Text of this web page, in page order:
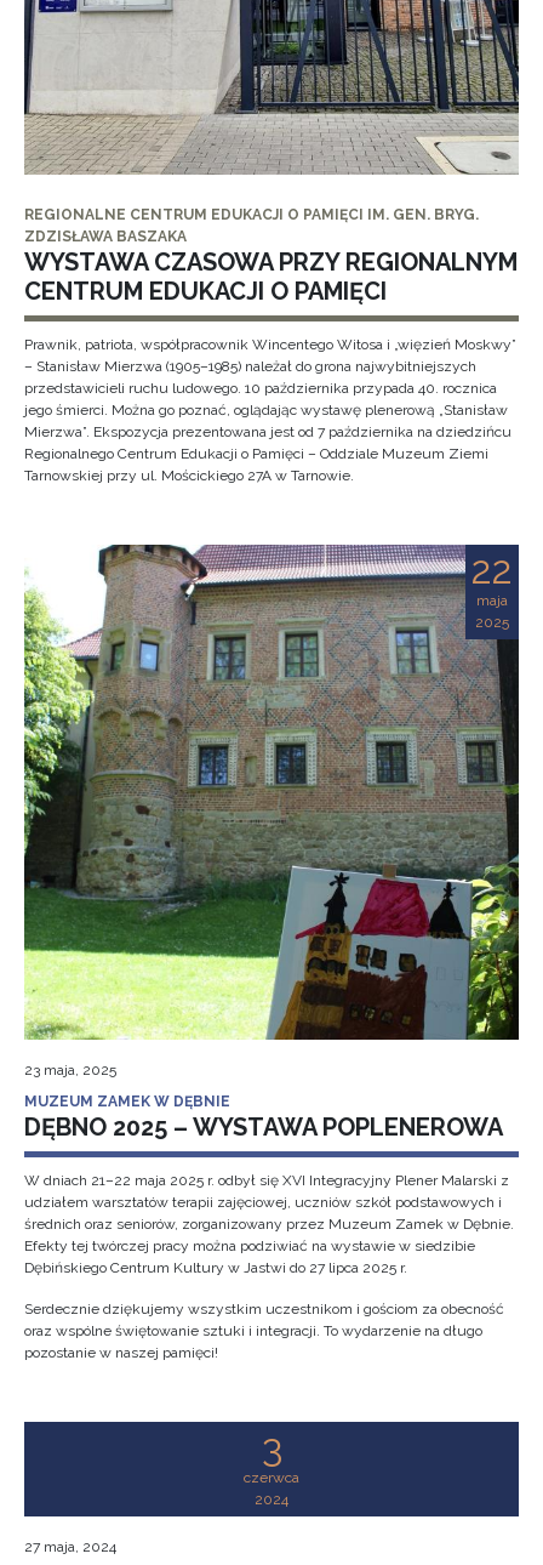
REGIONALNE CENTRUM EDUKACJI O PAMIĘCI IM. GEN. BRYG.
ZDZISŁAWA BASZAKA
WYSTAWA CZASOWA PRZY REGIONALNYM
CENTRUM EDUKACJI O PAMIĘCI
Prawnik, patriota, współpracownik Wincentego Witosa i „więzień Moskwy”
– Stanisław Mierzwa (1905–1985) należał do grona najwybitniejszych
przedstawicieli ruchu ludowego. 10 października przypada 40. rocznica
jego śmierci. Można go poznać, oglądając wystawę plenerową „Stanisław
Mierzwa”. Ekspozycja prezentowana jest od 7 października na dziedzińcu
Regionalnego Centrum Edukacji o Pamięci – Oddziale Muzeum Ziemi
Tarnowskiej przy ul. Mościckiego 27A w Tarnowie.
22
maja
2025
23 maja, 2025
MUZEUM ZAMEK W DĘBNIE
DĘBNO 2025 – WYSTAWA POPLENEROWA
W dniach 21–22 maja 2025 r. odbył się XVI Integracyjny Plener Malarski z
udziałem warsztatów terapii zajęciowej, uczniów szkół podstawowych i
średnich oraz seniorów, zorganizowany przez Muzeum Zamek w Dębnie.
Efekty tej twórczej pracy można podziwiać na wystawie w siedzibie
Dębińskiego Centrum Kultury w Jastwi do 27 lipca 2025 r.
Serdecznie dziękujemy wszystkim uczestnikom i gościom za obecność
oraz wspólne świętowanie sztuki i integracji. To wydarzenie na długo
pozostanie w naszej pamięci!
3
czerwca
2024
27 maja, 2024